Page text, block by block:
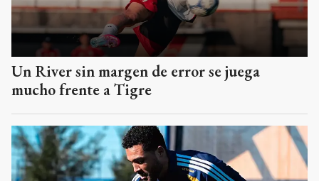
Un River sin margen de error se juega
mucho frente a Tigre